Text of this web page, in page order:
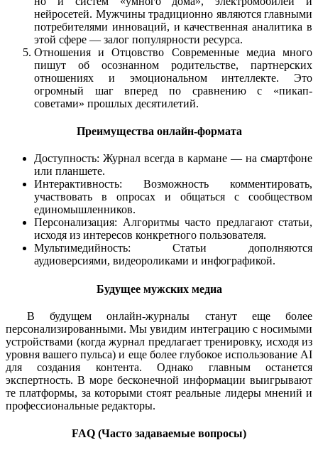
нейросетей. Мужчины традиционно являются главными
потребителями инноваций, и качественная аналитика в
этой сфере — залог популярности ресурса.
Отношения и Отцовство Современные медиа много
пишут об осознанном родительстве, партнерских
отношениях и эмоциональном интеллекте. Это
огромный шаг вперед по сравнению с «пикап-
советами» прошлых десятилетий.
Преимущества онлайн-формата
Доступность: Журнал всегда в кармане — на смартфоне
или планшете.
Интерактивность: Возможность комментировать,
участвовать в опросах и общаться с сообществом
единомышленников.
Персонализация: Алгоритмы часто предлагают статьи,
исходя из интересов конкретного пользователя.
Мультимедийность: Статьи дополняются
аудиоверсиями, видеороликами и инфографикой.
Будущее мужских медиа
В будущем онлайн-журналы станут еще более
персонализированными. Мы увидим интеграцию с носимыми
устройствами (когда журнал предлагает тренировку, исходя из
уровня вашего пульса) и еще более глубокое использование AI
для создания контента. Однако главным останется
экспертность. В море бесконечной информации выигрывают
те платформы, за которыми стоят реальные лидеры мнений и
профессиональные редакторы.
FAQ (Часто задаваемые вопросы)